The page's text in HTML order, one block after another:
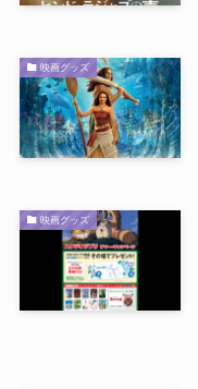
映画グッズ
映画グッズ